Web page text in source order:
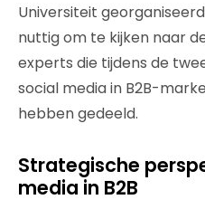
Universiteit
nuttig om te kijken naar
experts die tijdens de
social media in B2B-
hebben gedeeld.
Strategische
media in B2B